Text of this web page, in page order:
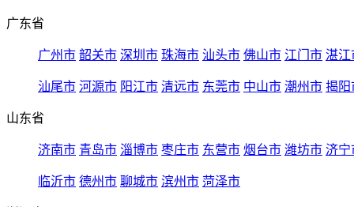
广东省
广州市 韶关市 深圳市 珠海市 汕头市 佛山市 江门市 湛江
汕尾市 河源市 阳江市 清远市 东莞市 中山市 潮州市 揭阳
山东省
济南市 青岛市 淄博市 枣庄市 东营市 烟台市 潍坊市 济宁
临沂市 德州市 聊城市 滨州市 菏泽市